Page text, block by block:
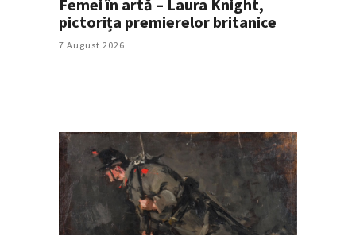
Femei în artă – Laura Knight,
pictorița premierelor britanice
7 August 2026